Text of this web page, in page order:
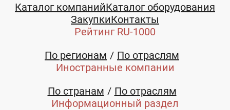
E-mail:
Каталог компанийКаталог оборудования
ЗакупкиКонтакты
Рейтинг RU-1000
По регионам
По отраслям
Иностранные компании
По странам
По отраслям
Информационный раздел